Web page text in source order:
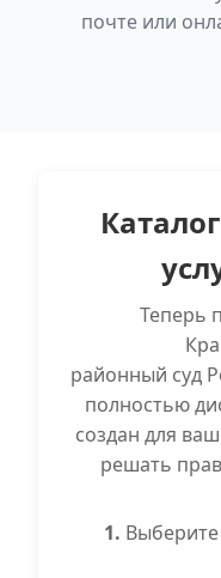
почте или
Теперь
районный суд
полностью
создан для
решать
1.